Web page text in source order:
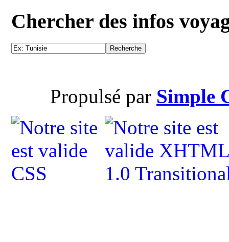
Chercher des infos
Propulsé par Simple